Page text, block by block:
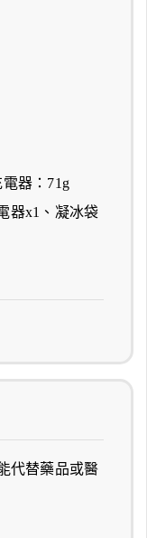
：71g
x1、凝冰袋
代替藥品或醫